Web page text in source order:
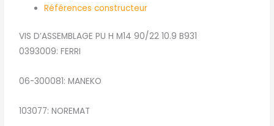
M14
10.9
B931
Références constructeur
VIS D’ASSEMBLAGE PU H M14 90/22 10.9 B931
0393009: FERRI
06-300081: MANEKO
103077: NOREMAT